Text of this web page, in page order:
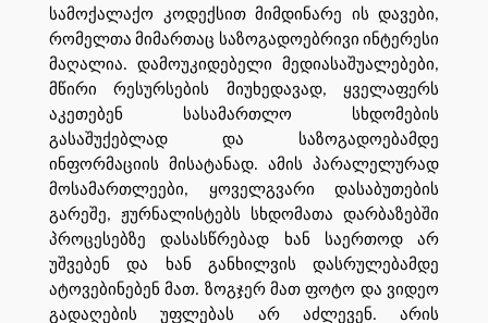
სამოქალაქო კოდექსით მიმდინარე ის დავები,
რომელთა მიმართაც საზოგადოებრივი ინტერესი
მაღალია. დამოუკიდებელი მედიასაშუალებები,
მწირი რესურსების მიუხედავად, ყველაფერს
აკეთებენ სასამართლო სხდომების
გასაშუქებლად და საზოგადოებამდე
ინფორმაციის მისატანად. ამის პარალელურად
მოსამართლეები, ყოველგვარი დასაბუთების
გარეშე, ჟურნალისტებს სხდომათა დარბაზებში
პროცესებზე დასასწრებად ხან საერთოდ არ
უშვებენ და ხან განხილვის დასრულებამდე
ატოვებინებენ მათ. ზოგჯერ მათ ფოტო და ვიდეო
გადაღების უფლებას არ აძლევენ. არის